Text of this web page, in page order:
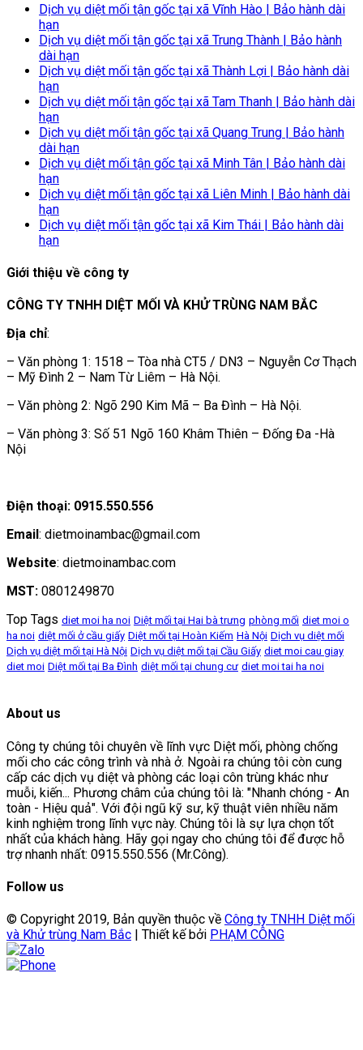
Dịch vụ diệt mối tận gốc tại xã Vĩnh Hào | Bảo hành dài
hạn
Dịch vụ diệt mối tận gốc tại xã Trung Thành | Bảo hành
dài hạn
Dịch vụ diệt mối tận gốc tại xã Thành Lợi | Bảo hành dài
hạn
Dịch vụ diệt mối tận gốc tại xã Tam Thanh | Bảo hành dài
hạn
Dịch vụ diệt mối tận gốc tại xã Quang Trung | Bảo hành
dài hạn
Dịch vụ diệt mối tận gốc tại xã Minh Tân | Bảo hành dài
hạn
Dịch vụ diệt mối tận gốc tại xã Liên Minh | Bảo hành dài
hạn
Dịch vụ diệt mối tận gốc tại xã Kim Thái | Bảo hành dài
hạn
Giới thiệu về công ty
CÔNG TY TNHH DIỆT MỐI VÀ KHỬ TRÙNG NAM BẮC
Địa chỉ:
– Văn phòng 1: 1518 – Tòa nhà CT5 / DN3 – Nguyễn Cơ Thạch
– Mỹ Đình 2 – Nam Từ Liêm – Hà Nội.
– Văn phòng 2: Ngõ 290 Kim Mã – Ba Đình – Hà Nội.
– Văn phòng 3: Số 51 Ngõ 160 Khâm Thiên – Đống Đa -Hà
Nội
Điện thoại: 0915.550.556
Email : dietmoinambac@gmail.com
Website: dietmoinambac.com
MST: 0801249870
Top Tags diet moi ha noi Diệt mối tại Hai bà trưng phòng mối diet moi o
ha noi diệt mối ở cầu giấy Diệt mối tại Hoàn Kiếm Hà Nội Dịch vụ diệt mối
Dịch vụ diệt mối tại Hà Nội Dịch vụ diệt mối tại Cầu Giấy diet moi cau giay
diet moi Diệt mối tại Ba Đình diệt mối tại chung cư diet moi tai ha noi
About us
Công ty chúng tôi chuyên về lĩnh vực Diệt mối, phòng chống
mối cho các công trình và nhà ở. Ngoài ra chúng tôi còn cung
cấp các dịch vụ diệt và phòng các loại côn trùng khác như
muỗi, kiến... Phương châm của chúng tôi là: "Nhanh chóng - An
toàn - Hiệu quả". Với đội ngũ kỹ sư, kỹ thuật viên nhiều năm
kinh nghiệm trong lĩnh vực này. Chúng tôi là sự lựa chọn tốt
nhất của khách hàng. Hãy gọi ngay cho chúng tôi để được hỗ
trợ nhanh nhất: 0915.550.556 (Mr.Công).
Follow us
© Copyright 2019, Bản quyền thuộc về Công ty TNHH Diệt mối
và Khử trùng Nam Bắc | Thiết kế bởi PHẠM CÔNG